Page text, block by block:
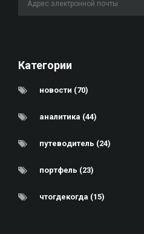
Категории
новости (70)
аналитика (44)
путеводитель (24)
портфель (23)
чтогдекогда (15)